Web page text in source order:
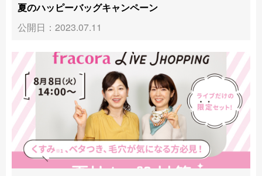
夏のハッピーバッグキャンペーン
公開日：2023.07.11